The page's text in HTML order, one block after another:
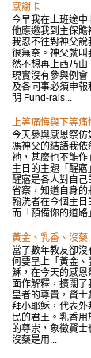
感謝卡
今早我在上班途中
他應邀我到主保贍
我忍不往對神父說
很無奈。神父就
然不想再上西乃
現實沒有參與例
及各同事必須申
明 Fund-rais...
上等痛悔與下等痛
今天參與感恩祭仿
馮神父的結語我依
祂，甚麼也不能
主日的主題「醒
醒寤是各人對自
省察，知道自身
翰洗者在今個主
而「預備你的道
黃金、乳香、沒藥
當了數年教友卻
何要呈上「黃金
穌，在今天的感恩
面作解釋，擴闊
皇者的尊貴，賢
拜小耶穌，代表外
民的君王。乳香
的尊崇，象徵賢士
沒藥是用...